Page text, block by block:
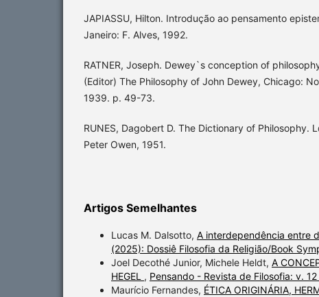
JAPIASSU, Hilton. Introdução ao pensamento
Janeiro: F. Alves, 1992.
RATNER, Joseph. Dewey`s conception of
(Editor) The Philosophy of John Dewey, Chicago:
1939. p. 49-73.
RUNES, Dagobert D. The Dictionary of Philosophy.
Peter Owen, 1951.
Artigos Semelhantes
Lucas M. Dalsotto, A interdependência entre
(2025): Dossiê Filosofia da Religião/Book
Joel Decothé Junior, Michele Heldt, A
HEGEL , Pensando - Revista de Filosofia: v.
Maurício Fernandes, ÉTICA ORIGINÁRIA,